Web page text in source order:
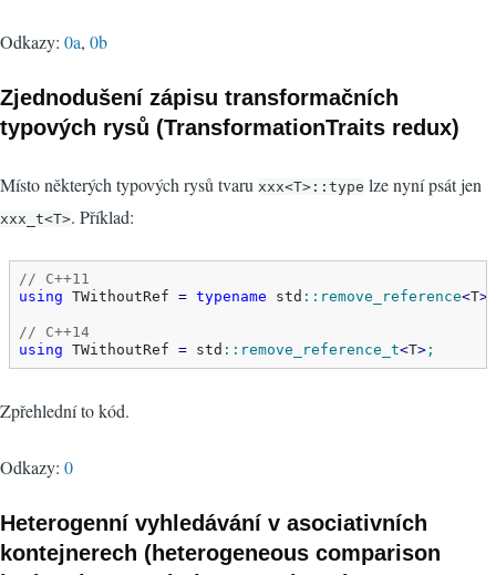
Odkazy: 0a, 0b
Zjednodušení zápisu transformačních
typových rysů (TransformationTraits redux)
Místo některých typových rysů tvaru xxx<T>::type lze nyní psát jen
xxx_t<T>. Příklad:
// C++11
using TWithoutRef = typename std :: remove_reference<T>
// C++14
using TWithoutRef = std :: remove_reference_t<T> ;
Zpřehlední to kód.
Odkazy: 0
Heterogenní vyhledávání v asociativních
kontejnerech (heterogeneous comparison